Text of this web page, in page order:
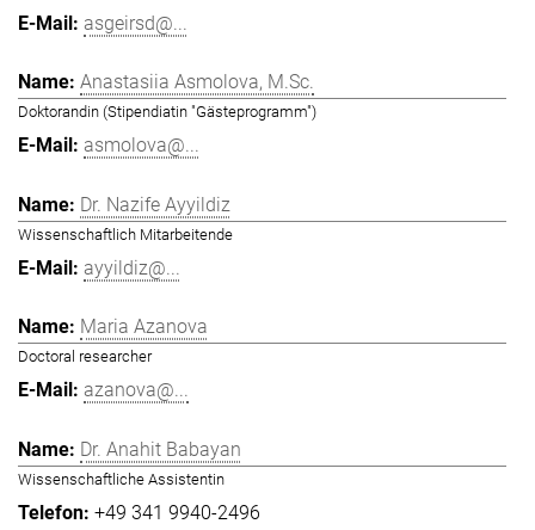
asgeirsd@...
Anastasiia Asmolova, M.Sc.
Doktorandin (Stipendiatin "Gästeprogramm")
asmolova@...
Dr. Nazife Ayyildiz
Wissenschaftlich Mitarbeitende
ayyildiz@...
Maria Azanova
Doctoral researcher
azanova@...
Dr. Anahit Babayan
Wissenschaftliche Assistentin
+49 341 9940-2496